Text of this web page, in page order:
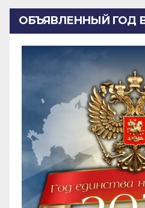
ОБЪЯВЛЕННЫЙ ГОД